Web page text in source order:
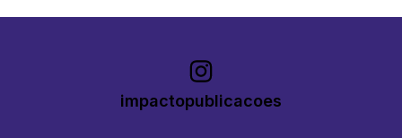
impactopublicacoes